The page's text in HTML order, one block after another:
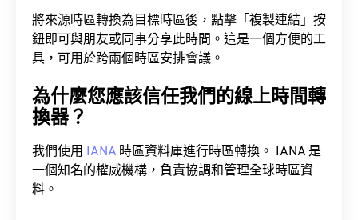
將來源時區轉換為目標時區後，點擊「複製連結」按
鈕即可與朋友或同事分享此時間。這是一個方便的工
具，可用於跨兩個時區安排會議。
為什麼您應該信任我們的線上時間轉
換器？
我們使用 IANA 時區資料庫進行時區轉換。 IANA 是
一個知名的權威機構，負責協調和管理全球時區資
料。